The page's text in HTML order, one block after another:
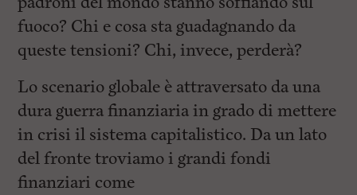
fuoco? Chi e cosa sta guadagnando da
queste tensioni? Chi, invece, perderà?
Lo scenario globale è attraversato da una
dura guerra finanziaria in grado di mettere
in crisi il sistema capitalistico. Da un lato
del fronte troviamo i grandi fondi
finanziari come